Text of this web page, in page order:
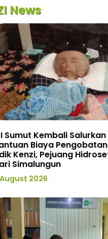
News
Sumut Kembali Salurkan
Biaya
Kenzi, Pejuang
Simalungun
2026